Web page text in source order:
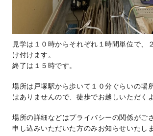
見学は１０時からそれぞれ１時間単位で、
け付けます。
終了は１５時です。
場所は戸塚駅から歩いて１０分ぐらいの場
はありませんので、徒歩でお越しいただく
場所の詳細などはプライバシーの関係がご
申し込みいただいた方のみお知らせいたしま